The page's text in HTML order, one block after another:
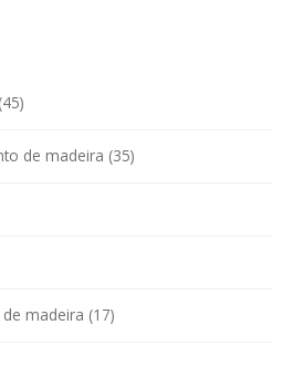
de madeira (35)
madeira (17)